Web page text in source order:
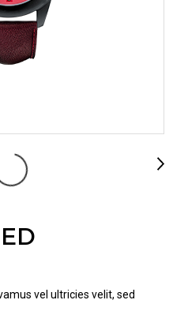
vel ultricies velit, sed